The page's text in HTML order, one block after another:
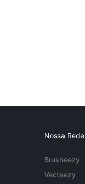
Nossa Rede
Brusheezy
Vecteezy